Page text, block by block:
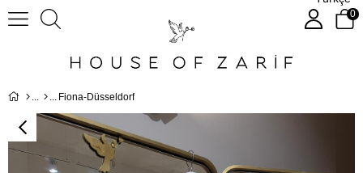
0
Fiona-Düsseldorf